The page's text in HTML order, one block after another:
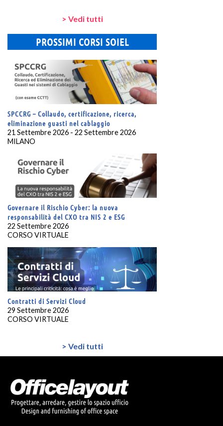
> Vedi tutti
PROSSIMI CORSI SOIEL
SPCCRG – Collaudo, certificazione, ricerca,
eliminazione guasti nel cablaggio
21 Settembre 2026 - 22 Settembre 2026
MILANO
Governare il Rischio Cyber: la nuova
responsabilità del CXO tra NIS 2 e ESG
22 Settembre 2026
CORSO VIRTUALE
Contratti di Servizi Cloud
29 Settembre 2026
CORSO VIRTUALE
> Vedi tutti